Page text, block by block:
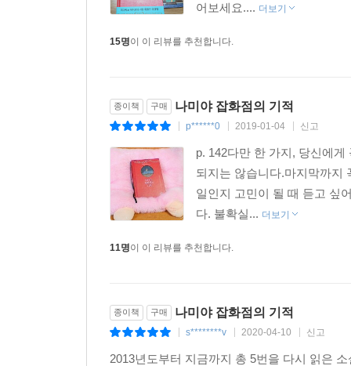
“여러분이라면 어떤 고민을 상담하시겠습니까?
말처럼 잊고 있던 ‘사람 간의 정’이라든가 ‘타인
일본 아마존 독자 서평
나라면 어떤 상담 편지를 보냈을까 생각하면서
내 아이들에게 꼭 읽히고 싶은 소설이었습니다.
읽어가는 사이에 눈물이 흘러서, 나에게는 기적의
어보세요.... 더보기
15명이 이 리뷰를 추천합니다.
종이책 구매 나미야 잡화점의 기적
p******0 2019-01-04 신고
p. 142다만 한 가지, 당신에
되지는 않습니다.마지막까지
일인지 고민이 될 때 듣고 싶
다. 불확실... 더보기
11명이 이 리뷰를 추천합니다.
종이책 구매 나미야 잡화점의 기적
s********v 2020-04-10 신고
2013년도부터 지금까지 총 5번을 다시 읽은